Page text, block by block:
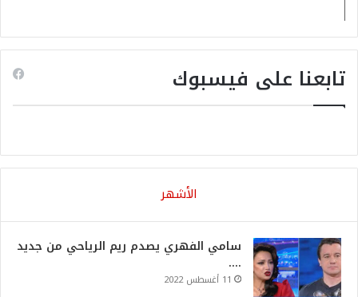
تابعنا على فيسبوك
الأشهر
سامي الفهري يصدم ريم الرياحي من جديد
….
11 أغسطس 2022